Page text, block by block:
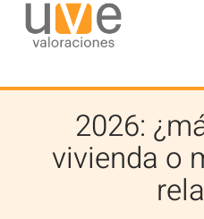
2026:
vivienda o